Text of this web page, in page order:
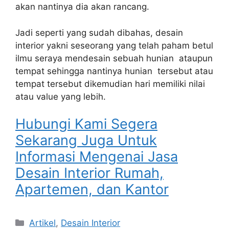
akan nantinya dia akan rancang.
Jadi seperti yang sudah dibahas, desain
interior yakni seseorang yang telah paham betul
ilmu seraya mendesain sebuah hunian ataupun
tempat sehingga nantinya hunian tersebut atau
tempat tersebut dikemudian hari memiliki nilai
atau value yang lebih.
Hubungi Kami Segera
Sekarang Juga Untuk
Informasi Mengenai Jasa
Desain Interior Rumah,
Apartemen, dan Kantor
Artikel, Desain Interior